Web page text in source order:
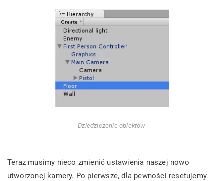
Dziedziczenie obiektów
Teraz musimy nieco zmienić ustawienia naszej nowo
utworzonej kamery. Po pierwsze, dla pewności resetujemy